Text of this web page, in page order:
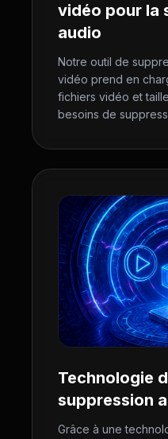
vidéo pour la
audio
Notre outil de
vidéo prend en
fichiers vidéo et
besoins de
Technologie
suppression
Grâce à une